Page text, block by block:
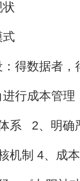
得数据者，
行成本管理
2、明确
制 4、成本